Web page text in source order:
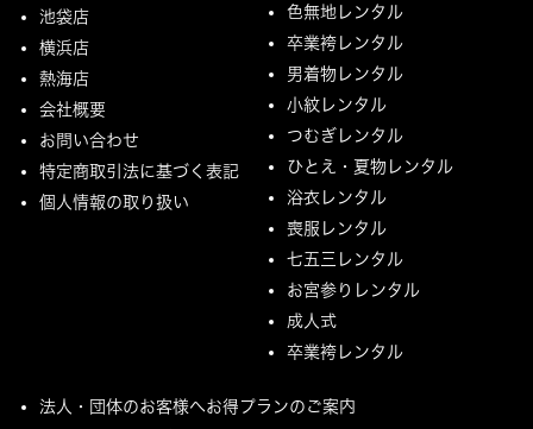
池袋店
横浜店
熱海店
会社概要
お問い合わせ
特定商取引法に基づく表記
個人情報の取り扱い
色無地レンタル
卒業袴レンタル
男着物レンタル
小紋レンタル
つむぎレンタル
ひとえ・夏物レンタル
浴衣レンタル
喪服レンタル
七五三レンタル
お宮参りレンタル
成人式
卒業袴レンタル
法人・団体のお客様へお得プランのご案内